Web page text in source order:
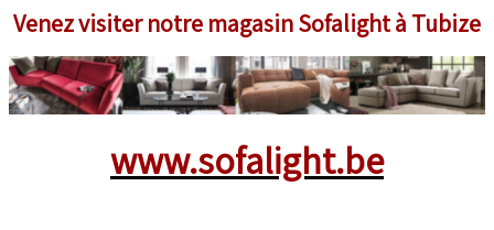
Venez visiter notre magasin Sofalight à Tubize
www.sofalight.be